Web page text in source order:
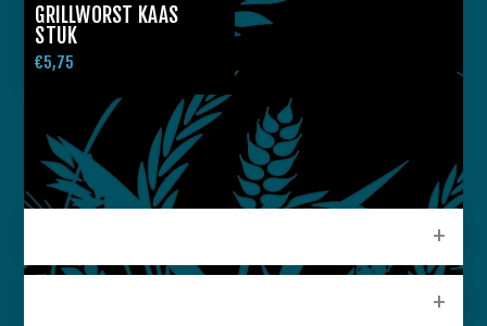
GRILLWORST KAAS
STUK
€5,75